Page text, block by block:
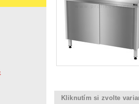
Kliknutím si zvolte